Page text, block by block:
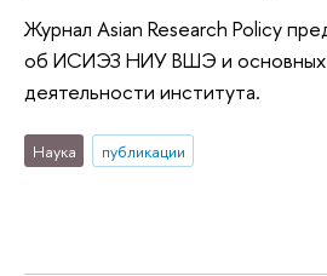
Журнал Asian Research Policy
об ИСИЭЗ НИУ ВШЭ и основных
деятельности института.
Наука публикации